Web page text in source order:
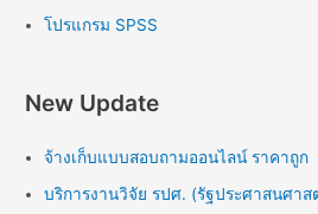
โปรแกรม SPSS
New Update
จ้างเก็บแบบสอบถามออนไลน์ ราคาถูก
บริการงานวิจัย รปศ. (รัฐประศาสนศ